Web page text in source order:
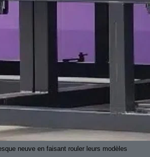
neuve en faisant rouler leurs modèles